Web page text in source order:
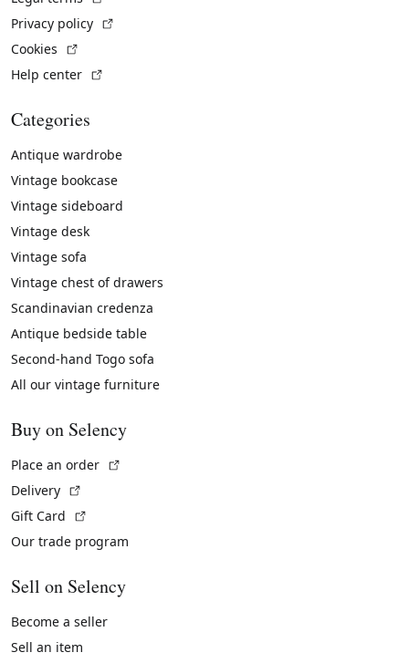
Privacy policy
Cookies
Help center
Categories
Antique wardrobe
Vintage bookcase
Vintage sideboard
Vintage desk
Vintage sofa
Vintage chest of drawers
Scandinavian credenza
Antique bedside table
Second-hand Togo sofa
All our vintage furniture
Buy on Selency
Place an order
Delivery
Gift Card
Our trade program
Sell on Selency
Become a seller
Sell an item